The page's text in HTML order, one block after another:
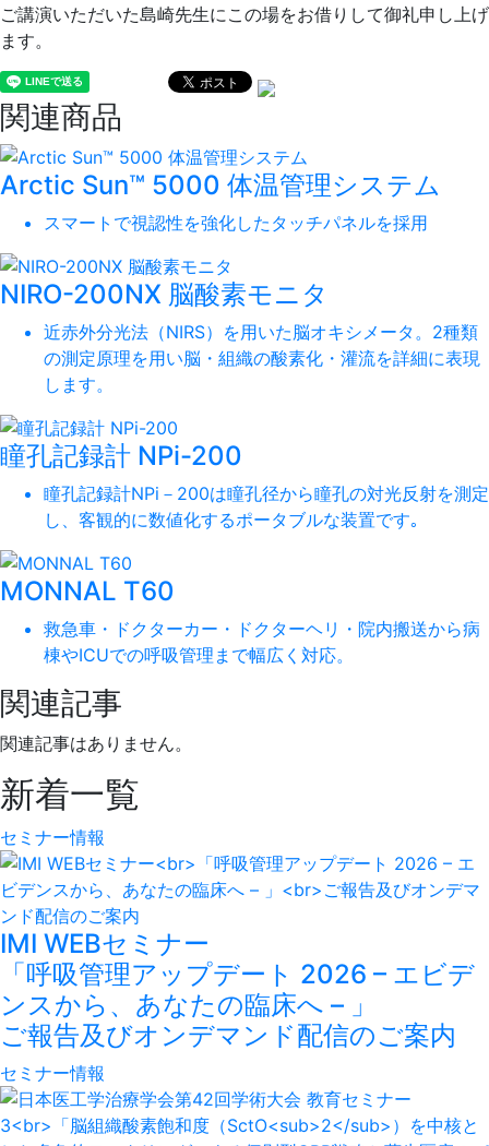
ご講演いただいた島崎先生にこの場をお借りして御礼申し上げ
ます。
関連商品
Arctic Sun™ 5000 体温管理システム
スマートで視認性を強化したタッチパネルを採用
NIRO-200NX 脳酸素モニタ
近赤外分光法（NIRS）を用いた脳オキシメータ。2種類
の測定原理を用い脳・組織の酸素化・灌流を詳細に表現
します。
瞳孔記録計 NPi-200
瞳孔記録計NPi－200は瞳孔径から瞳孔の対光反射を測定
し、客観的に数値化するポータブルな装置です｡
MONNAL T60
救急車・ドクターカー・ドクターヘリ・院内搬送から病
棟やICUでの呼吸管理まで幅広く対応。
関連記事
関連記事はありません。
新着一覧
セミナー情報
IMI WEBセミナー
「呼吸管理アップデート 2026 – エビデ
ンスから、あなたの臨床へ – 」
ご報告及びオンデマンド配信のご案内
セミナー情報